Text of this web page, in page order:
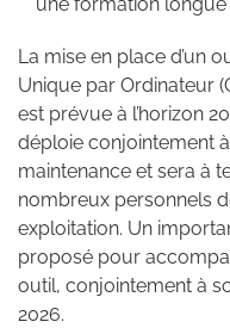
La mise en place d’un
Unique par Ordinateur
est prévue à l’horizon
déploie conjointement
maintenance et sera à
nombreux personnels
exploitation. Un
proposé pour
outil, conjointement à
2026.